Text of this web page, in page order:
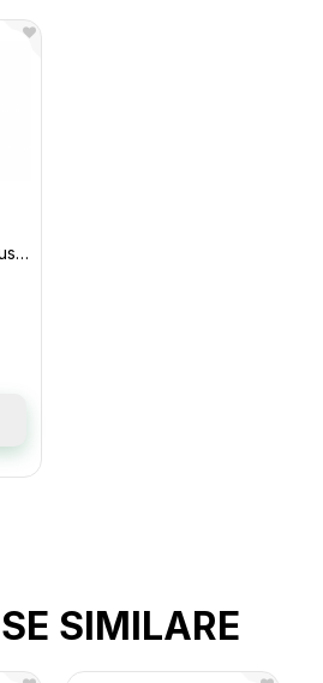
Carte Povesti 3.Spicusorul CN664261
SIMILARE